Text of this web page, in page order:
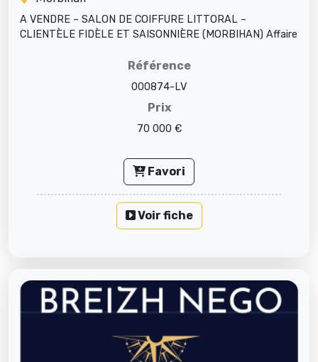
A VENDRE – SALON DE COIFFURE LITTORAL –
CLIENTÈLE FIDÈLE ET SAISONNIÈRE (MORBIHAN) Affaire
Référence
000874-LV
Prix
70 000 €
Favori
Voir fiche